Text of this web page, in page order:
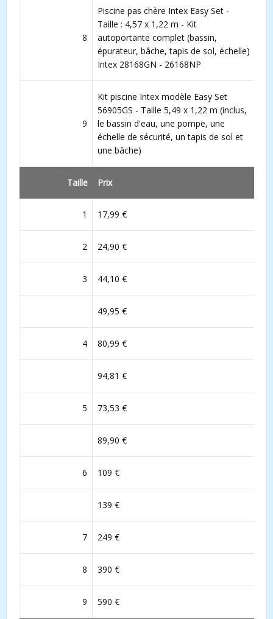
8
Piscine pas chère Intex Easy Set -
Taille : 4,57 x 1,22 m - Kit
autoportante complet (bassin,
épurateur, bâche, tapis de sol, échelle)
Intex 28168GN - 26168NP
9
Kit piscine Intex modèle Easy Set
56905GS - Taille 5,49 x 1,22 m (inclus,
le bassin d'eau, une pompe, une
échelle de sécurité, un tapis de sol et
une bâche)
Taille Prix
1 17,99 €
2 24,90 €
3 44,10 €
49,95 €
4 80,99 €
94,81 €
5 73,53 €
89,90 €
6 109 €
139 €
7 249 €
8 390 €
9 590 €